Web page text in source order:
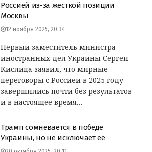
Россией из-за жесткой позиции
Москвы
12 ноября 2025, 20:34
Первый заместитель министра
иностранных дел Украины Сергей
Кислица заявил, что мирные
переговоры с Россией в 2025 году
завершились почти без результатов
и в настоящее время…
Трамп сомневается в победе
Украины, но не исключает её